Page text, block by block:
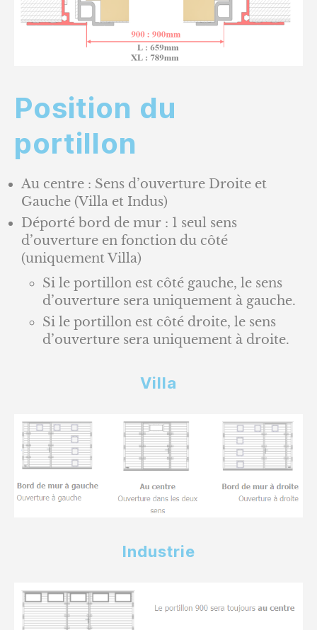
Position du
portillon
Au centre : Sens d’ouverture Droite et
Gauche (Villa et Indus)
Déporté bord de mur : 1 seul sens
d’ouverture en fonction du côté
(uniquement Villa)
Si le portillon est côté gauche, le sens
d’ouverture sera uniquement à gauche.
Si le portillon est côté droite, le sens
d’ouverture sera uniquement à droite.
Villa
Industrie